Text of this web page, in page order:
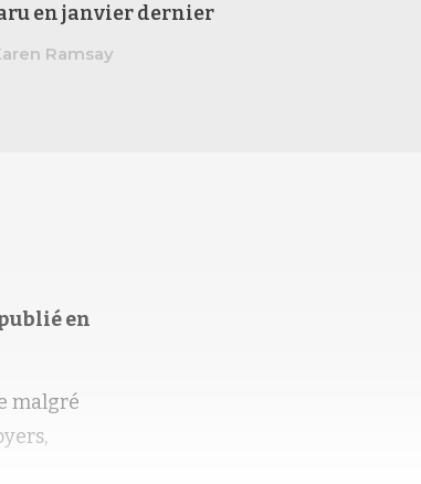
en janvier dernier
Ramsay
en
malgré